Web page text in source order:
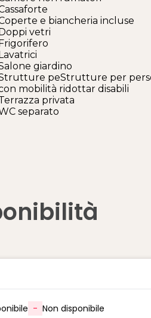
e biancheria incluse
vetri
giardino
peStrutture per
mobilità ridottar disabili
privata
separato
- Non disponibile